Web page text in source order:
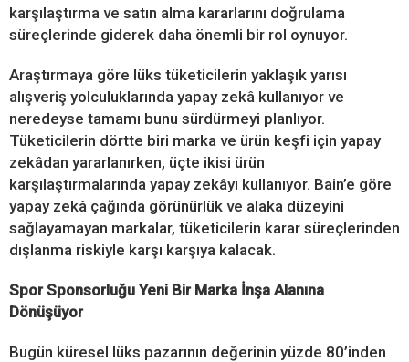
karşılaştırma ve satın alma kararlarını doğrulama
süreçlerinde giderek daha önemli bir rol oynuyor.
Araştırmaya göre lüks tüketicilerin yaklaşık yarısı
alışveriş yolculuklarında yapay zekâ kullanıyor ve
neredeyse tamamı bunu sürdürmeyi planlıyor.
Tüketicilerin dörtte biri marka ve ürün keşfi için yapay
zekâdan yararlanırken, üçte ikisi ürün
karşılaştırmalarında yapay zekâyı kullanıyor. Bain’e göre
yapay zekâ çağında görünürlük ve alaka düzeyini
sağlayamayan markalar, tüketicilerin karar süreçlerinden
dışlanma riskiyle karşı karşıya kalacak.
Spor Sponsorluğu Yeni Bir Marka İnşa Alanına
Dönüşüyor
Bugün küresel lüks pazarının değerinin yüzde 80’inden